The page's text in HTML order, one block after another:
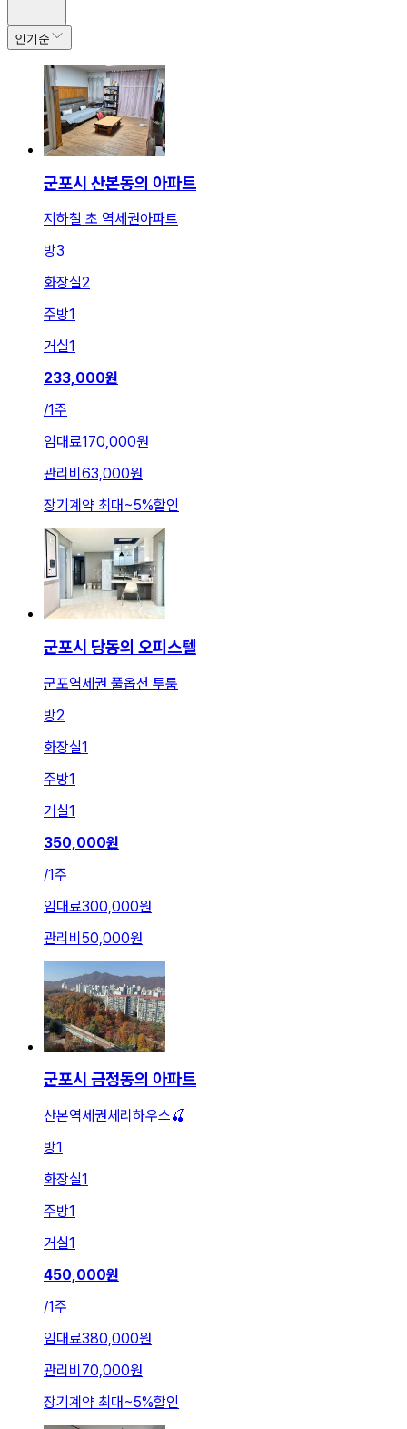
인기순
군포시 산본동의 아파트
지하철 초 역세권아파트
방3
화장실2
주방1
거실1
233,000원
/1주
임대료170,000원
관리비 63,000원
장기계약 최대 ~5%할인
군포시 당동의 오피스텔
군포역세권 풀옵션 투룸
방2
화장실1
주방1
거실1
350,000원
/1주
임대료300,000원
관리비 50,000원
군포시 금정동의 아파트
산본역세권체리하우스🍒
방1
화장실1
주방1
거실1
450,000원
/1주
임대료380,000원
관리비 70,000원
장기계약 최대 ~5%할인